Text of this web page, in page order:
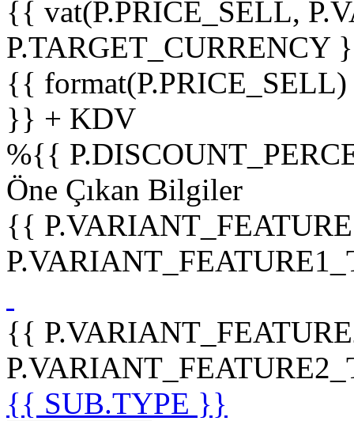
{{ vat(P.PRICE_SELL,
P.TARGET_CURRENCY
{{
}} + KDV
%{{
Öne Çıkan Bilgiler
{{
{{
{{ SUB.TYPE }}